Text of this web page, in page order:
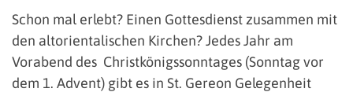
Schon mal erlebt? Einen Gottesdienst zusammen mit
den altorientalischen Kirchen? Jedes Jahr am
Vorabend des Christkönigssonntages (Sonntag vor
dem 1. Advent) gibt es in St. Gereon Gelegenheit